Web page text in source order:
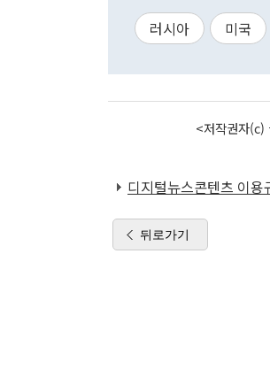
러시아 미국
<저작권자(c)
디지털뉴스콘텐츠 이용
뒤로가기